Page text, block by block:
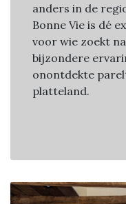
anders in de
Bonne Vie is dé
voor wie zoekt
bijzondere
onontdekte
platteland.